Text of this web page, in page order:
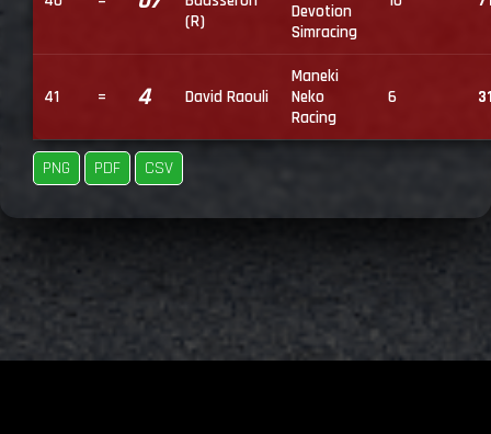
(R)
Devotion
Simracing
41 = 4 David Raouli
Maneki
Neko
Racing
6
PNG PDF CSV